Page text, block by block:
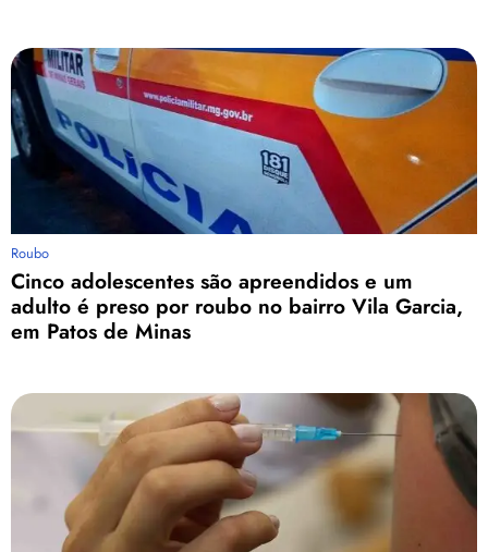
Roubo
Cinco adolescentes são apreendidos e um
adulto é preso por roubo no bairro Vila Garcia,
em Patos de Minas